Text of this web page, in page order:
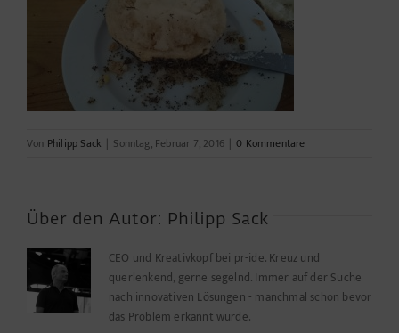
Von Philipp Sack | Sonntag, Februar 7, 2016 | 0 Kommentare
Über den Autor: Philipp Sack
CEO und Kreativkopf bei pr-ide. Kreuz und
querlenkend, gerne segelnd. Immer auf der Suche
nach innovativen Lösungen - manchmal schon bevor
das Problem erkannt wurde.